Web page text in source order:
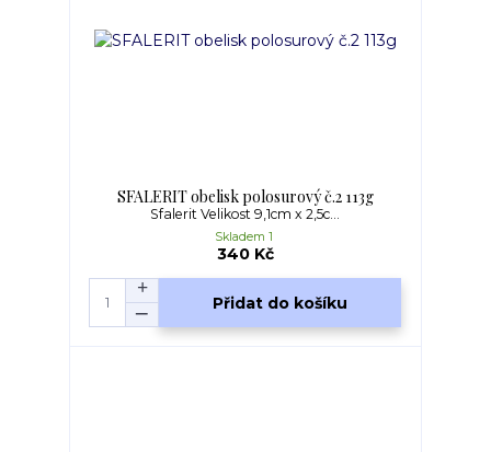
SFALERIT obelisk polosurový č.2 113g
Sfalerit Velikost 9,1cm x 2,5c...
340 Kč
Skladem 1
Přidat do košíku